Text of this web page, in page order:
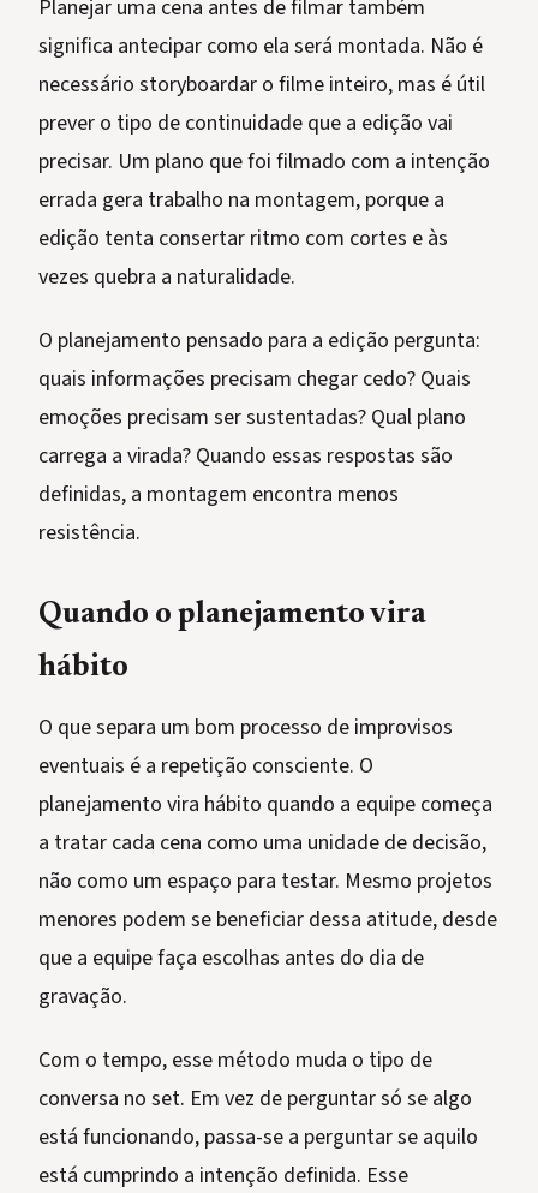
Planejar uma cena antes de filmar também
significa antecipar como ela será montada. Não é
necessário storyboardar o filme inteiro, mas é útil
prever o tipo de continuidade que a edição vai
precisar. Um plano que foi filmado com a intenção
errada gera trabalho na montagem, porque a
edição tenta consertar ritmo com cortes e às
vezes quebra a naturalidade.
O planejamento pensado para a edição pergunta:
quais informações precisam chegar cedo? Quais
emoções precisam ser sustentadas? Qual plano
carrega a virada? Quando essas respostas são
definidas, a montagem encontra menos
resistência.
Quando o planejamento vira
hábito
O que separa um bom processo de improvisos
eventuais é a repetição consciente. O
planejamento vira hábito quando a equipe começa
a tratar cada cena como uma unidade de decisão,
não como um espaço para testar. Mesmo projetos
menores podem se beneficiar dessa atitude, desde
que a equipe faça escolhas antes do dia de
gravação.
Com o tempo, esse método muda o tipo de
conversa no set. Em vez de perguntar só se algo
está funcionando, passa-se a perguntar se aquilo
está cumprindo a intenção definida. Esse